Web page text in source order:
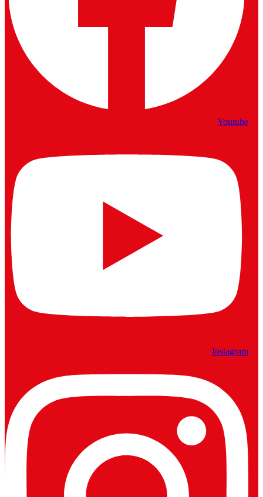
Youtube
Instagram